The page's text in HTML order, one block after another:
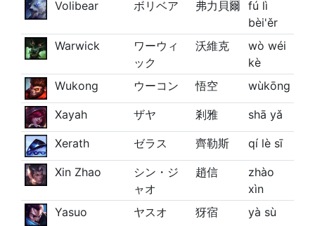
Volibear ボリベア 弗力貝爾 fú lì
bèi'ěr
Warwick
ワーウィ
ック
沃維克
wò wéi
kè
Wukong
ウーコン 悟空 wùkōng
Xayah ザヤ 剎雅 shā yǎ
Xerath ゼラス 齊勒斯 qí lè sī
Xin Zhao
シン・ジ
ャオ
趙信
zhào
xìn
Yasuo
ヤスオ 犽宿 yà sù